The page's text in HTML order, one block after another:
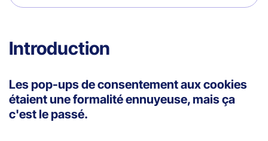
Introduction
Les pop-ups de consentement aux cookies
étaient une formalité ennuyeuse, mais ça
c'est le passé.